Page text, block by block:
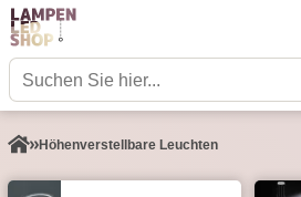
Höhenverstellbare Leuchten